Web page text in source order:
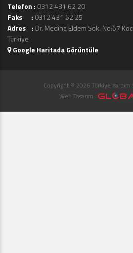
Telefon : 0312 431 62 20
Faks : 0312 431 62 25
Adres : Dr. Mediha Eldem Sok. No:67
Türkiye
Google Haritada Görüntüle
Copyright © 2026 Türkiye
Web Tasarım :